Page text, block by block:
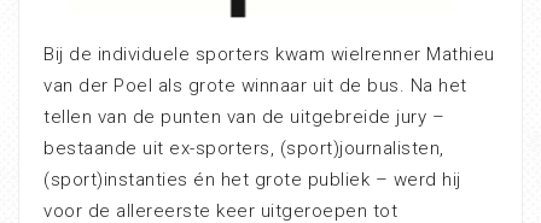
Bij de individuele sporters kwam wielrenner Mathieu
van der Poel als grote winnaar uit de bus. Na het
tellen van de punten van de uitgebreide jury –
bestaande uit ex-sporters, (sport)journalisten,
(sport)instanties én het grote publiek – werd hij
voor de allereerste keer uitgeroepen tot